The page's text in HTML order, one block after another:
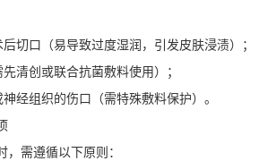
切口（易导致过度湿润，引发皮肤浸渍）；
清创或联合抗菌敷料使用）；
经组织的伤口（需特殊敷料保护）。
需遵循以下原则：